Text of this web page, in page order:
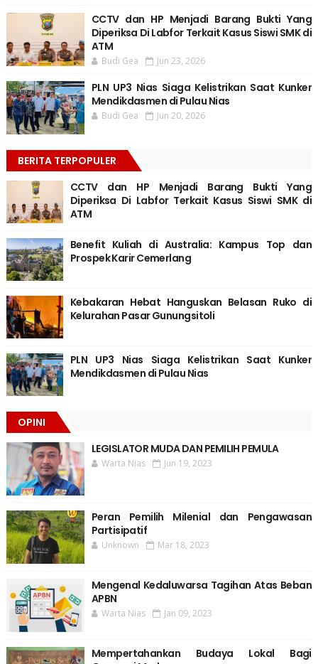
CCTV dan HP Menjadi Barang Bukti Yang
Diperiksa Di Labfor Terkait Kasus Siswi SMK di
ATM
Budi Gea Jun 23, 2026
PLN UP3 Nias Siaga Kelistrikan Saat Kunker
Mendikdasmen di Pulau Nias
Budi Gea Jun 20, 2026
BERITA TERPOPULER
CCTV dan HP Menjadi Barang Bukti Yang
Diperiksa Di Labfor Terkait Kasus Siswi SMK di
ATM
Benefit Kuliah di Australia: Kampus Top dan
Prospek Karir Cemerlang
Kebakaran Hebat Hanguskan Belasan Ruko di
Kelurahan Pasar Gunungsitoli
PLN UP3 Nias Siaga Kelistrikan Saat Kunker
Mendikdasmen di Pulau Nias
OPINI
LEGISLATOR MUDA DAN PEMILIH PEMULA
Warta Nias Jun 19, 2023
Peran Pemilih Milenial dan Pengawasan
Partisipatif
Unknown Mar 18, 2023
Mengenal Kedaluwarsa Tagihan Atas Beban
APBN
Warta Nias Jan 09, 2023
Mempertahankan Budaya Lokal Bagi